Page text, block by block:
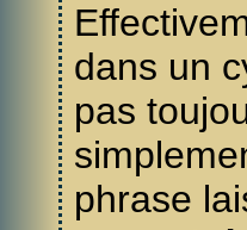
dans un
pas
phrase